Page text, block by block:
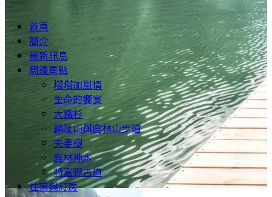
首頁
簡介
最新訊息
周邊景點
塔塔加風情
生命的饗宴
大鐵杉
麟趾山與鹿林山步道
夫妻樹
鹿林神木
特富野古道
住宿與訂房